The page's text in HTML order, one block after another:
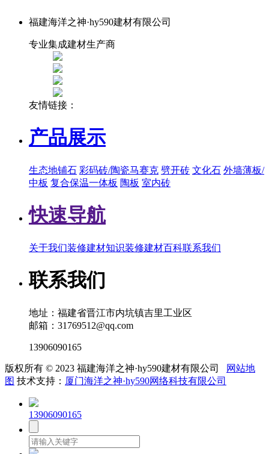
福建海洋之神·hy590建材有限公司
专业集成建材生产商
友情链接：
产品展示
生态地铺石 彩码砖/陶瓷马赛克 劈开砖 文化石 外墙薄板/
中板 复合保温一体板 陶板 室内砖
快速导航
关于我们装修建材知识装修建材百科联系我们
联系我们
地址：福建省晋江市内坑镇吉里工业区
邮箱：31769512@qq.com
13906090165
版权所有 © 2023 福建海洋之神·hy590建材有限公司
网站地
图 技术支持： 厦门海洋之神·hy590网络科技有限公司
13906090165